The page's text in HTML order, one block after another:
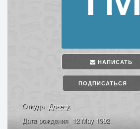
НАПИСАТЬ
ПОДПИСАТЬСЯ
Откуда Донецк
Дата рождения 12 May 1992